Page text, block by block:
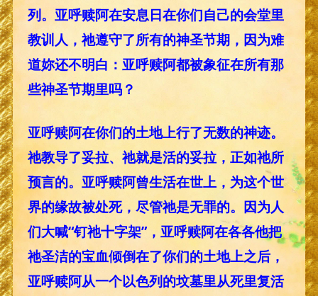
列。亚呼赎阿在安息日在你们自己的会堂里
教训人，祂遵守了所有的神圣节期，因为难
道妳还不明白：亚呼赎阿都被象征在所有那
些神圣节期里吗？
亚呼赎阿在你们的土地上行了无数的神迹。
祂教导了妥拉、祂就是活的妥拉，正如祂所
预言的。亚呼赎阿曾生活在世上，为这个世
界的缘故被处死，尽管祂是无罪的。因为人
们大喊“钉祂十字架”，亚呼赎阿在各各他把
祂圣洁的宝血倾倒在了你们的土地上之后，
亚呼赎阿从一个以色列的坟墓里从死里复活